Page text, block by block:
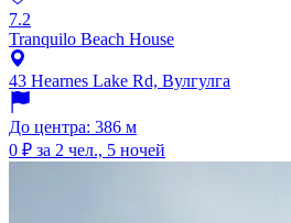
7.2
Tranquilo Beach House
43 Hearnes Lake Rd, Вулгулга
До центра: 386 м
0 ₽ за 2 чел., 5 ночей